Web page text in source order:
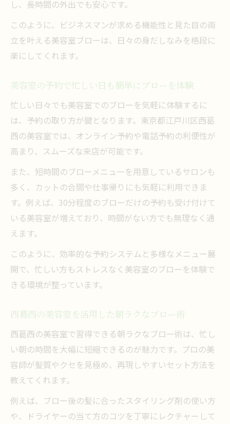
し、長時間の外出でも安心です。
このように、ビジネスマンが求める機能性と見た目の両
立を叶える美容室ブローは、日々の身だしなみを格段に
楽にしてくれます。
美容室の予約で忙しい日も簡単にブローを体験
忙しい日々でも美容室でのブローを気軽に体験するに
は、予約の取り方が鍵となります。東京都江戸川区西葛
西の美容室では、オンライン予約や電話予約の利便性が
高まり、スムーズな来店が可能です。
また、短時間のブローメニューを用意しているサロンも
多く、カットの合間や仕事帰りにも気軽に利用できま
す。例えば、30分程度のブローだけの予約も受け付けて
いる美容室が増えており、時間がない方でも無理なく通
えます。
このように、効率的な予約システムと多様なメニュー展
開で、忙しい方もストレスなく美容室のブローを体験で
きる環境が整っています。
西葛西の美容室を活用した朝ラクなブロー術
西葛西の美容室で習得できる朝ラクなブロー術は、忙し
い朝の時間を大幅に短縮できるのが魅力です。プロの美
容師が髪質やクセを見極め、再現しやすいセット方法を
教えてくれます。
例えば、ブロー後の髪に合ったスタイリング剤の使い方
や、ドライヤーの当て方のコツを丁寧にレクチャーして